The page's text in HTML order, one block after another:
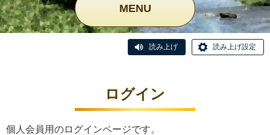
MENU
読み上げ 読み上げ設定
ログイン
個人会員用のログインページです。